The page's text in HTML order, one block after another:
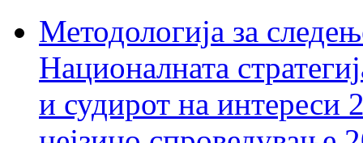
Методологија за
Националната
и судирот на интереси